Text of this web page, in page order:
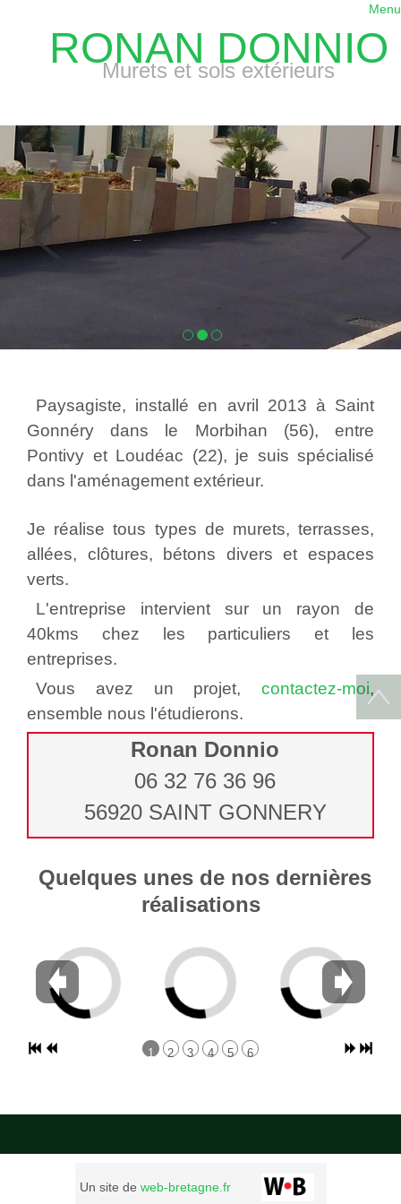
Menu
RONAN DONNIO
Murets et sols extérieurs
Paysagiste, installé en avril 2013 à Saint
Gonnéry dans le Morbihan (56), entre
Pontivy et Loudéac (22), je suis spécialisé
dans l'aménagement extérieur.
Je réalise tous types de murets, terrasses,
allées, clôtures, bétons divers et espaces
verts.
L'entreprise intervient sur un rayon de
40kms chez les particuliers et les
entreprises.
Vous avez un projet, contactez-moi,
ensemble nous l'étudierons.
Ronan Donnio
06 32 76 36 96
56920 SAINT GONNERY
Quelques unes de nos dernières
réalisations
1 2 3 4 5 6
Un site de web-bretagne.fr